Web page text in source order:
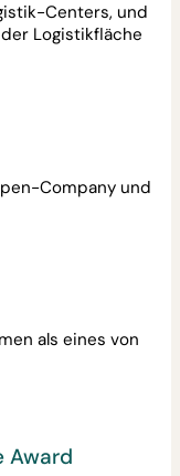
Centers, und
Logistikfläche
Company und
als eines von
Award